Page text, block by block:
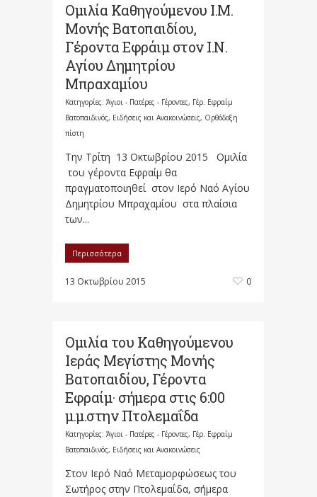
Ομιλία Καθηγούμενου Ι.Μ.
Μονής Βατοπαιδίου,
Γέροντα Εφράιμ στον Ι.Ν.
Αγίου Δημητρίου
Μπραχαμίου
Κατηγορίες: Άγιοι - Πατέρες - Γέροντες, Γέρ. Εφραίμ
Βατοπαιδινός, Ειδήσεις και Ανακοινώσεις, Ορθόδοξη
πίστη
Την Τρίτη 13 Οκτωβρίου 2015 Ομιλία
του γέροντα Εφραίμ θα
πραγματοποιηθεί στον Ιερό Ναό Αγίου
Δημητρίου Μπραχαμίου στα πλαίσια
των...
Περισσότερα
13 Οκτωβρίου 2015 0
Ομιλία του Καθηγούμενου
Ιεράς Μεγίστης Μονής
Βατοπαιδίου, Γέροντα
Εφραίμ· σήμερα στις 6:00
μ.μ.στην Πτολεμαΐδα
Κατηγορίες: Άγιοι - Πατέρες - Γέροντες, Γέρ. Εφραίμ
Βατοπαιδινός, Ειδήσεις και Ανακοινώσεις
Στον Ιερό Ναό Μεταμορφώσεως του
Σωτήρος στην Πτολεμαΐδα, σήμερα